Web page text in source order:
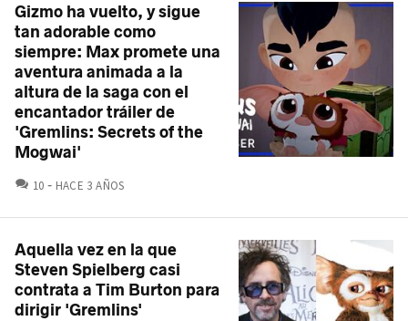
Gizmo ha vuelto, y sigue
tan adorable como
siempre: Max promete una
aventura animada a la
altura de la saga con el
encantador tráiler de
'Gremlins: Secrets of the
Mogwai'
10 COMENTARIOS
HACE 3 AÑOS
Aquella vez en la que
Steven Spielberg casi
contrata a Tim Burton para
dirigir 'Gremlins'